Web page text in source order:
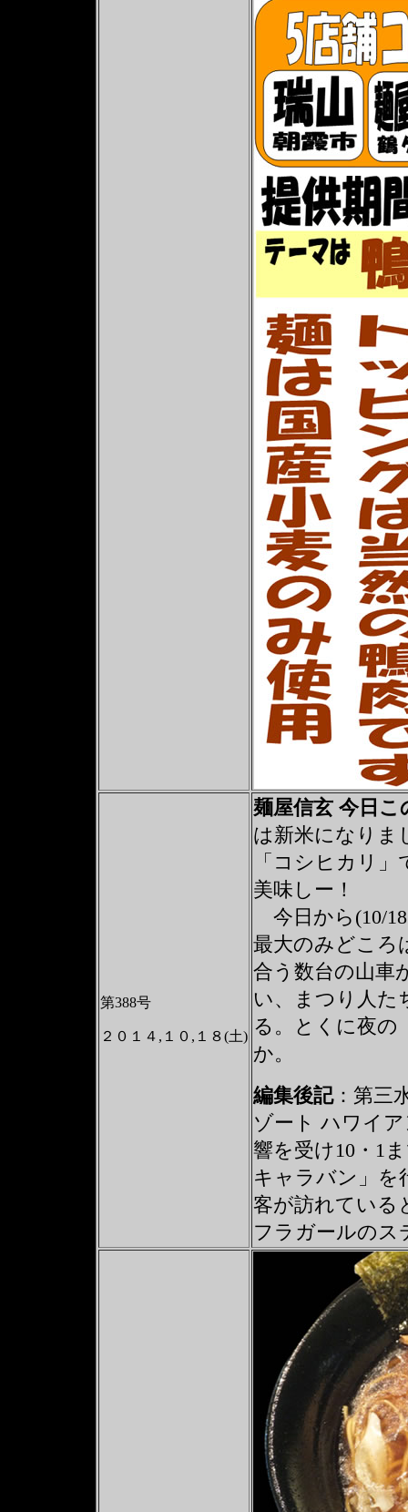
第388号
２０１４,１０,１８(土)
麺屋信玄 今日
は新米になりま
「コシヒカリ
美味しー！
今日から(10/
最大のみどころ
合う数台の山車
い、まつり人た
る。とくに夜の
か。
編集後記： 第三
ゾート ハワイ
響を受け10・1
キャラバン」を
客が訪れている
フラガールのス